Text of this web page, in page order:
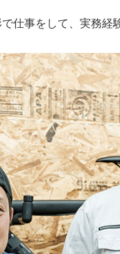
仕事をして、実務経